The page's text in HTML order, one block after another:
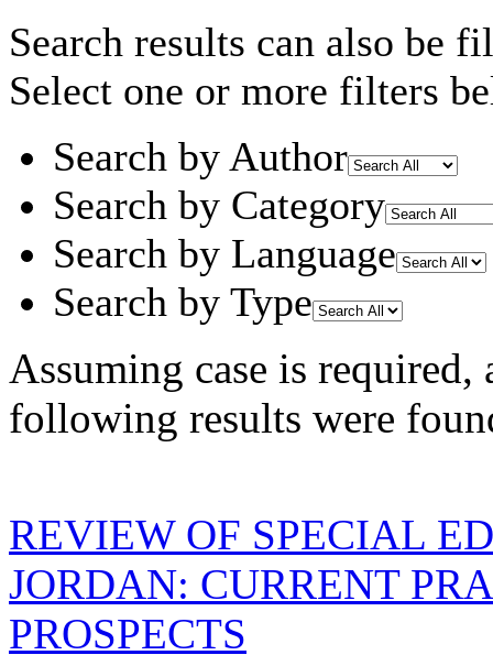
Search results can also be
Select one or more filters
Search by Author
Search by Category
Search by Language
Search by Type
Assuming case is required,
following results were
REVIEW OF SPECIAL
JORDAN: CURRENT
PROSPECTS